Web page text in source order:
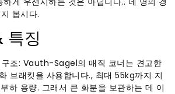
봅시다.
특징
구조: Vauth-Sagel의 매직 코너는 견고한
브래킷을 사용합니다., 최대 55kg까지 지
하 용량. 그래서 큰 화분을 보관하는 데 이